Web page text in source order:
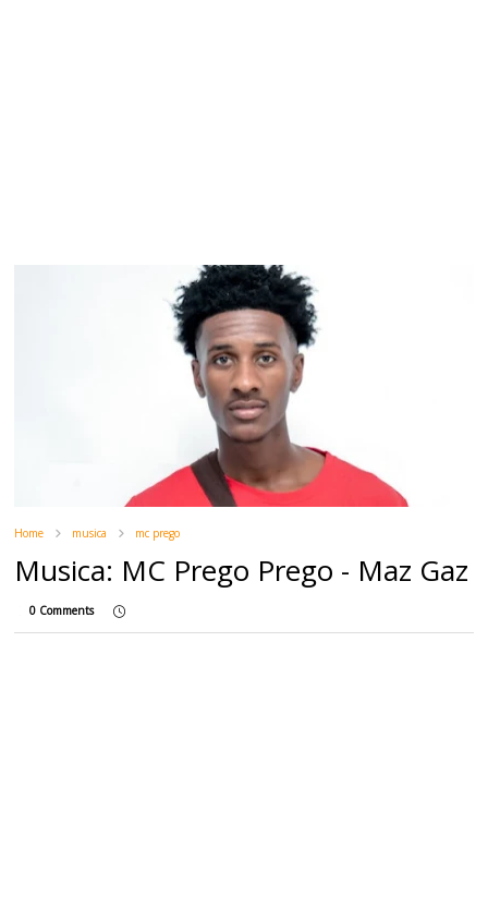
Home musica mc prego
Musica: MC Prego Prego - Maz Gaz
0 Comments